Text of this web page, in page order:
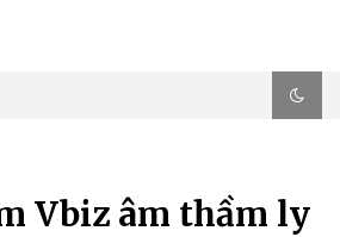
Vbiz âm thầm ly